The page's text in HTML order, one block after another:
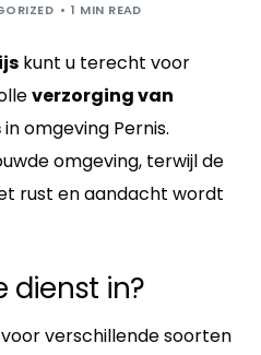
1 MIN READ
kunt u terecht voor
verzorging van
in omgeving Pernis.
omgeving, terwijl de
rust en aandacht wordt
dienst in?
verschillende soorten